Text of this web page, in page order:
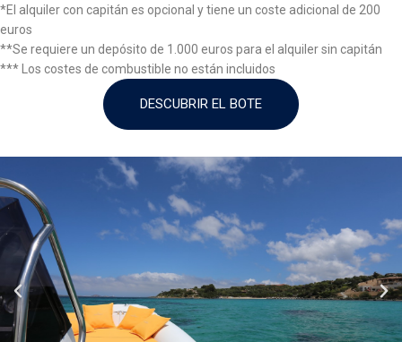
*El alquiler con capitán es opcional y tiene un coste adicional de 200
euros
**Se requiere un depósito de 1.000 euros para el alquiler sin capitán
*** Los costes de combustible no están incluidos
DESCUBRIR EL BOTE